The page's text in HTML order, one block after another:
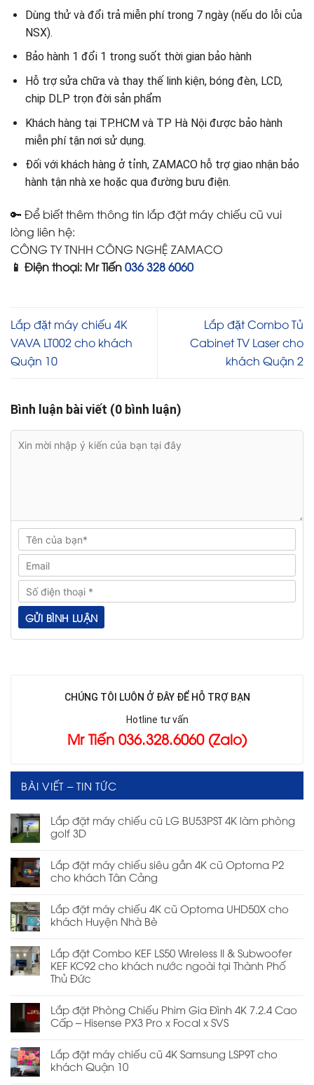
CHÚNG TÔI LUÔN Ở ĐÂY ĐỂ HỖ TRỢ BẠN
Hotline tư vấn
Mr Tiến 036.328.6060 (Zalo)
BÀI VIẾT – TIN TỨC
Lắp đặt máy chiếu cũ LG BU53PST 4K làm phòng
golf 3D
Lắp đặt máy chiếu siêu gần 4K cũ Optoma P2
cho khách Tân Cảng
Lắp đặt máy chiếu 4K cũ Optoma UHD50X cho
khách Huyện Nhà Bè
Lắp đặt Combo KEF LS50 Wireless II & Subwoofer
KEF KC92 cho khách nước ngoài tại Thành Phố
Thủ Đức
Lắp đặt Phòng Chiếu Phim Gia Đình 4K 7.2.4 Cao
Cấp – Hisense PX3 Pro x Focal x SVS
Lắp đặt máy chiếu cũ 4K Samsung LSP9T cho
khách Quận 10
Dùng thử và đổi trả miễn phí trong 7 ngày (nếu do lỗi của
NSX).
Bảo hành 1 đổi 1 trong suốt thời gian bảo hành
Hỗ trợ sửa chữa và thay thế linh kiện, bóng đèn, LCD,
chip DLP trọn đời sản phẩm
Khách hàng tại TP.HCM và TP Hà Nội được bảo hành
miễn phí tận nơi sử dụng.
Đối với khách hàng ở tỉnh, ZAMACO hỗ trợ giao nhận bảo
hành tận nhà xe hoặc qua đường bưu điện.
🔑 Để biết thêm thông tin lắp đặt máy chiếu cũ vui
lòng liên hệ:
CÔNG TY TNHH CÔNG NGHỆ ZAMACO
📱 Điện thoại: Mr Tiến036 328 6060
Lắp đặt máy chiếu 4K
VAVA LT002 cho khách
Quận 10
Lắp đặt Combo Tủ
Cabinet TV Laser cho
khách Quận 2
Bình luận bài viết (0 bình luận)